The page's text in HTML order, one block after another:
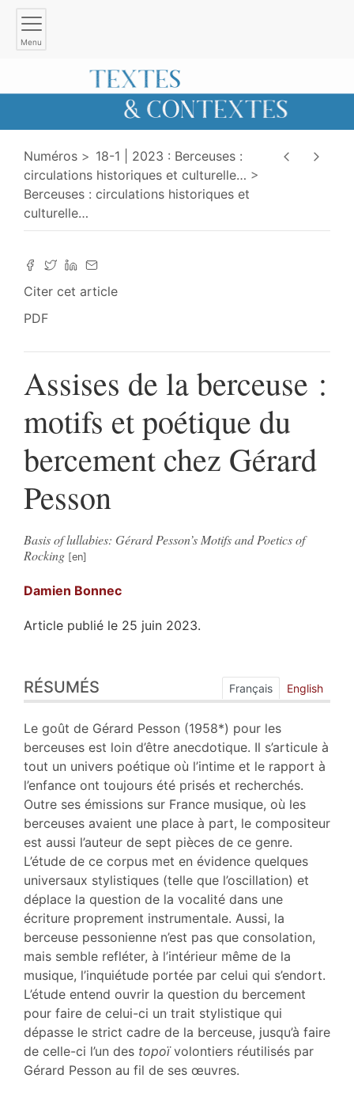
Menu
Numéros
18-1 | 2023 : Berceuses :
circulations historiques et culturelle…
Berceuses : circulations historiques et
culturelle…
Citer cet article
PDF
Assises de la berceuse :
motifs et poétique du
bercement chez Gérard
Pesson
Basis of lullabies: Gérard Pesson’s Motifs and Poetics of
Rocking
Damien Bonnec
Article publié le 25 juin 2023.
Index
Plan
Texte
Bibliographie
Notes
Illustrations
Citer cet article
Auteur
RÉSUMÉS Français English
Le goût de Gérard Pesson (1958*) pour les
berceuses est loin d’être anecdotique. Il s’articule à
tout un univers poétique où l’intime et le rapport à
l’enfance ont toujours été prisés et recherchés.
Outre ses émissions sur France musique, où les
berceuses avaient une place à part, le compositeur
est aussi l’auteur de sept pièces de ce genre.
L’étude de ce corpus met en évidence quelques
universaux stylistiques (telle que l’oscillation) et
déplace la question de la vocalité dans une
écriture proprement instrumentale. Aussi, la
berceuse pessonienne n’est pas que consolation,
mais semble refléter, à l’intérieur même de la
musique, l’inquiétude portée par celui qui s’endort.
L’étude entend ouvrir la question du bercement
pour faire de celui-ci un trait stylistique qui
dépasse le strict cadre de la berceuse, jusqu’à faire
de celle-ci l’un des topoïvolontiers réutilisés par
Gérard Pesson au fil de ses œuvres.